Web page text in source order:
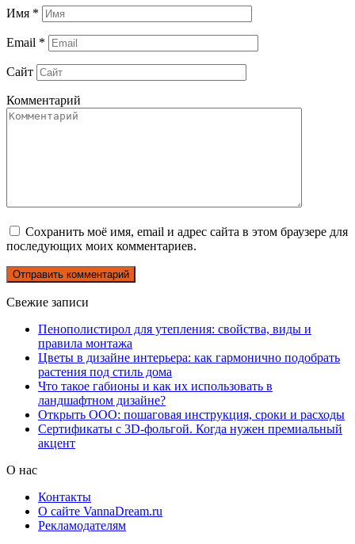
Имя *
Email *
Сайт
Комментарий
Сохранить моё имя, email и адрес сайта в этом браузере для
последующих моих комментариев.
Свежие записи
Пенополистирол для утепления: свойства, виды и
правила монтажа
Цветы в дизайне интерьера: как гармонично подобрать
растения под стиль дома
Что такое габионы и как их использовать в
ландшафтном дизайне?
Открыть ООО: пошаговая инструкция, сроки и расходы
Сертификаты с 3D-фольгой. Когда нужен премиальный
акцент
О нас
Контакты
О сайте VannaDream.ru
Рекламодателям